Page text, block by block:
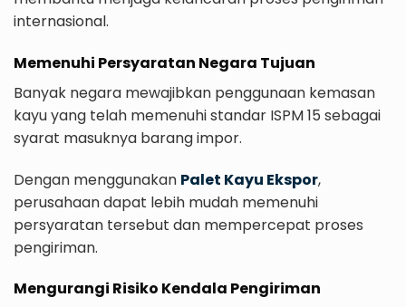
internasional.
Memenuhi Persyaratan Negara Tujuan
Banyak negara mewajibkan penggunaan kemasan
kayu yang telah memenuhi standar ISPM 15 sebagai
syarat masuknya barang impor.
Dengan menggunakan Palet Kayu Ekspor,
perusahaan dapat lebih mudah memenuhi
persyaratan tersebut dan mempercepat proses
pengiriman.
Mengurangi Risiko Kendala Pengiriman